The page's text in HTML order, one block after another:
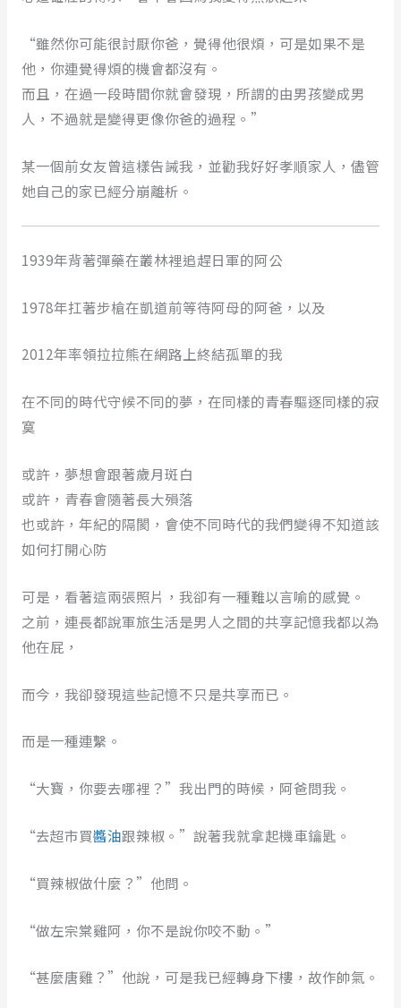
“雖然你可能很討厭你爸，覺得他很煩，可是如果不是
他，你連覺得煩的機會都沒有。
而且，在過一段時間你就會發現，所謂的由男孩變成男
人，不過就是變得更像你爸的過程。”
某一個前女友曾這樣告誡我，並勸我好好孝順家人，儘管
她自己的家已經分崩離析。
1939年背著彈藥在叢林裡追趕日軍的阿公
1978年扛著步槍在凱道前等待阿母的阿爸，以及
2012年率領拉拉熊在網路上終結孤單的我
在不同的時代守候不同的夢，在同樣的青春驅逐同樣的寂
寞
或許，夢想會跟著歲月斑白
或許，青春會隨著長大殞落
也或許，年紀的隔閡，會使不同時代的我們變得不知道該
如何打開心防
可是，看著這兩張照片，我卻有一種難以言喻的感覺。
之前，連長都說軍旅生活是男人之間的共享記憶我都以為
他在屁，
而今，我卻發現這些記憶不只是共享而已。
而是一種連繫。
“大寶，你要去哪裡？”我出門的時候，阿爸問我。
“去超市買醬油跟辣椒。”說著我就拿起機車鑰匙。
“買辣椒做什麼？”他問。
“做左宗棠雞阿，你不是說你咬不動。”
“甚麼唐雞？”他說，可是我已經轉身下樓，故作帥氣。